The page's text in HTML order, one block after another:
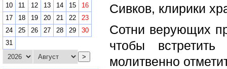
Сивков, клирики
Сотни верующих
чтобы
молитвенно
10
11 12 13 14 15
16
17
18 19 20 21 22
23
24
25 26 27 28 29
30
31
>